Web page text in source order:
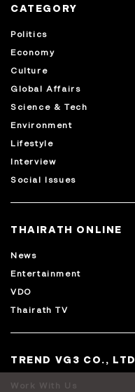
CATEGORY
Politics
Economy
Culture
Global Affairs
Science & Tech
Environment
Lifestyle
Interview
Social Issues
THAIRATH ONLINE
News
Entertainment
VDO
Thairath TV
TREND VG3 CO., LTD
Work With Us